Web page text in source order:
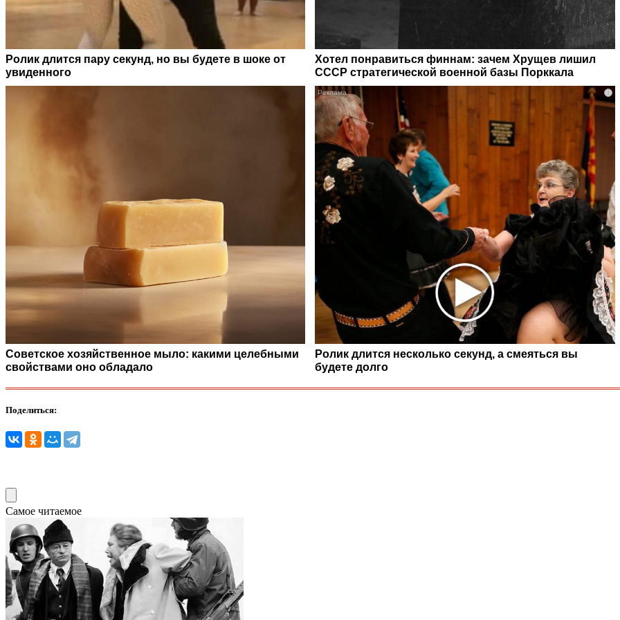
Ролик длится пару секунд, но вы будете в шоке от
увиденного
Хотел понравиться финнам: зачем Хрущев лишил
СССР стратегической военной базы Порккала
Советское хозяйственное мыло: какими целебными
свойствами оно обладало
i
Ролик длится несколько секунд, а смеяться вы
будете долго
Поделиться:
Самое читаемое